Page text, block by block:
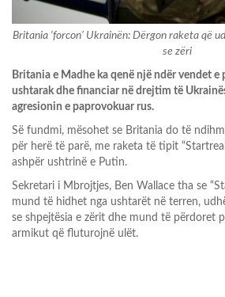
Britania ‘forcon’ Ukrainën: Dërgon raketa që
se zëri
Britania e Madhe ka qenë një ndër vendet e
ushtarak dhe financiar në drejtim të
agresionin e paprovokuar rus.
Së fundmi, mësohet se Britania do të
për herë të parë, me raketa të tipit
ashpër ushtrinë e Putin.
Sekretari i Mbrojtjes, Ben Wallace tha se
mund të hidhet nga ushtarët në terren,
se shpejtësia e zërit dhe mund të përdoret
armikut që fluturojnë ulët.